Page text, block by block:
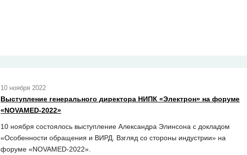
10 ноября 2022
Выступление генерального директора НИПК «Электрон» на форуме
«NOVAMED-2022»
10 ноября состоялось выступление Александра Элинсона с докладом
«Особенности обращения и ВИРД. Взгляд со стороны индустрии» на
форуме «NOVAMED-2022».